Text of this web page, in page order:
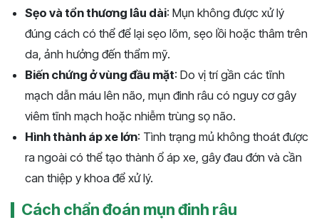
Sẹo và tổn thương lâu dài: Mụn không được xử lý
đúng cách có thể để lại sẹo lõm, sẹo lồi hoặc thâm trên
da, ảnh hưởng đến thẩm mỹ.
Biến chứng ở vùng đầu mặt: Do vị trí gần các tĩnh
mạch dẫn máu lên não, mụn đinh râu có nguy cơ gây
viêm tĩnh mạch hoặc nhiễm trùng sọ não.
Hình thành áp xe lớn: Tình trạng mủ không thoát được
ra ngoài có thể tạo thành ổ áp xe, gây đau đớn và cần
can thiệp y khoa để xử lý.
Cách chẩn đoán mụn đinh râu